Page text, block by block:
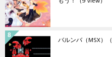
バルンバ（MSX）